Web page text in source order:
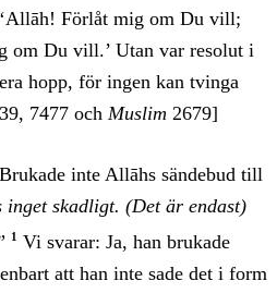
Förlåt mig om Du vill;
om Du vill.’ Utan var resolut i
hopp, för ingen kan tvinga
7477 och Muslim 2679]
inte Allāhs sändebud till
inget skadligt. (Det är endast)
1
Vi svarar: Ja, han brukade
att han inte sade det i form